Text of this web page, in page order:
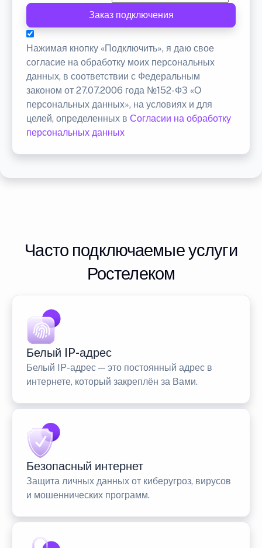
Заказ подключения
Нажимая кнопку «Подключить», я даю свое
согласие на обработку моих персональных
данных, в соответствии с Федеральным
законом от 27.07.2006 года №152-ФЗ «О
персональных данных», на условиях и для
целей, определенных в Согласии на обработку
персональных данных
Часто подключаемые услуги
Ростелеком
Белый IP-адрес
Белый IP-адрес — это постоянный адрес в
интернете, который закреплён за Вами.
Безопасный интернет
Защита личных данных от киберугроз, вирусов
и мошеннических программ.